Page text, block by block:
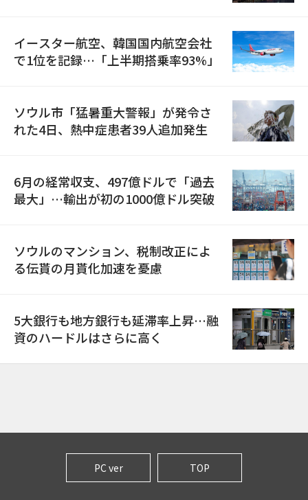
イースター航空、韓国国内航空会社
で1位を記録…「上半期搭乗率93%」
ソウル市「猛暑重大警報」が発令さ
れた4日、熱中症患者39人追加発生
6月の経常収支、497億ドルで「過去
最大」…輸出が初の1000億ドル突破
ソウルのマンション、税制改正によ
る伝貰の月貰化加速を憂慮
5大銀行も地方銀行も延滞率上昇…融
資のハードルはさらに高く
PC ver TOP